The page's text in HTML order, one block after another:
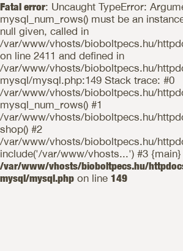
Fatal error: Uncaught TypeError:
mysql_num_rows() must be an
null given, called in
/var/www/vhosts/bioboltpecs.hu/
on line 2411 and defined in
/var/www/vhosts/bioboltpecs.hu/
mysql/mysql.php:149 Stack trace: #0
/var/www/vhosts/bioboltpecs.hu/
mysql_num_rows() #1
/var/www/vhosts/bioboltpecs.hu/
shop() #2
/var/www/vhosts/bioboltpecs.hu/
include('/var/www/vhosts...') #3
/var/www/vhosts/bioboltpecs.hu/
mysql/mysql.php on line 149